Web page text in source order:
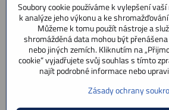
Praha 5 Radotín
153 00
+420 602 856 404
+420 723 603 807
servis
info​@cyclestar​.cz
Soubory cookie používáme k vylepšení
k analýze jeho výkonu a ke
Můžeme k tomu použít nástroje a
shromážděná data mohou být
nebo jiných zemích. Kliknutím na
cookie“ vyjadřujete svůj souhlas s tímto
najít podrobné informace nebo
Zásady ochrany